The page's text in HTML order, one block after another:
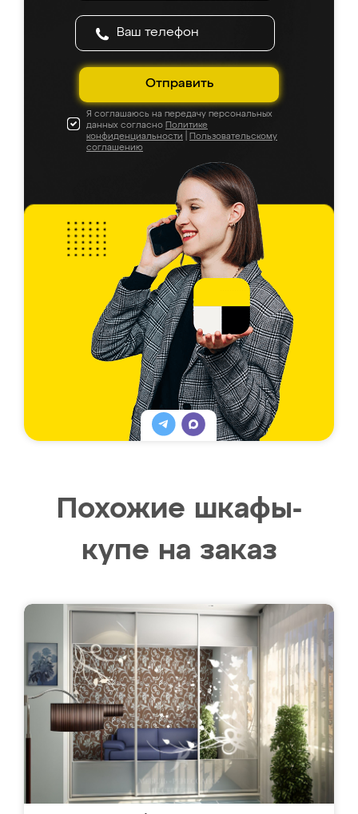
Отправить
Я соглашаюсь на передачу персональных
данных согласно Политике
конфиденциальности
Пользовательскому
соглашению
Похожие шкафы-
купе на заказ